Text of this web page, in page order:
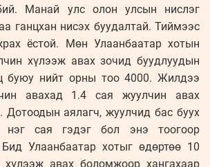
Манай улс олон улсын нислэг
ганцхан нисэх буудалтай. Тиймээс
ёстой. Мөн Улаанбаатар хотын
хүлээж авах зочид буудлуудын
буюу нийт орны тоо 4000. Жилдээ
авахад 1.4 сая жуулчин авах
Дотоодын аялагч, жуулчид бас буух
нэг сая гэдэг бол энэ тоогоор
Улаанбаатар хотыг өдөртөө 10
хүлээж авах боломжоор хангахаар